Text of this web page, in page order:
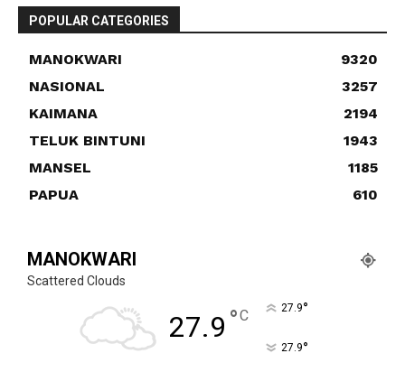
POPULAR CATEGORIES
MANOKWARI
9320
NASIONAL
3257
KAIMANA
2194
TELUK BINTUNI
1943
MANSEL
1185
PAPUA
610
MANOKWARI
Scattered Clouds
27.9 °C 27.9°
27.9°